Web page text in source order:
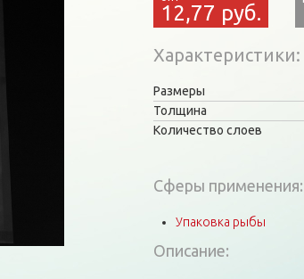
12,77 руб.
Характеристики
Размеры
Толщина
Количество слоев
Сферы применения:
Упаковка рыбы
Описание: